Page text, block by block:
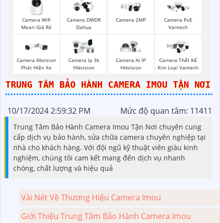
Camera Wifi
Meari Giá Rẻ
Camera DWDR
Dahua
Camera 2MP
Camera PoE
Vantech
Camera Kbvision
Phát Hiện Xe
Camera Ip 3k
Hikvision
Camera AI IP
Hikvision
Camera Thết Kế
Kim Loại Vantech
TRUNG TÂM BẢO HÀNH CAMERA IMOU TẬN NƠI
10/17/2024 2:59:32 PM Mức độ quan tâm: 11411
Trung Tâm Bảo Hành Camera Imou Tận Nơi chuyên cung
cấp dịch vụ bảo hành, sửa chữa camera chuyên nghiệp tại
nhà cho khách hàng. Với đội ngũ kỹ thuật viên giàu kinh
nghiệm, chúng tôi cam kết mang đến dịch vụ nhanh
chóng, chất lượng và hiệu quả
Vài Nét Về Thương Hiệu Camera Imou
Giới Thiệu Trung Tâm Bảo Hành Camera Imou